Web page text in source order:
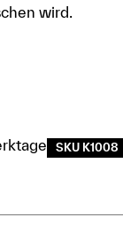
wird.
SKU K1008